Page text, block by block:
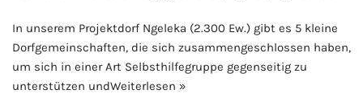
In unserem Projektdorf Ngeleka (2.300 Ew.) gibt es 5 kleine
Dorfgemeinschaften, die sich zusammengeschlossen haben,
um sich in einer Art Selbsthilfegruppe gegenseitig zu
unterstützen undWeiterlesen »